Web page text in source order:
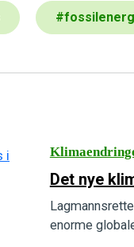
#
Det nye
enorme